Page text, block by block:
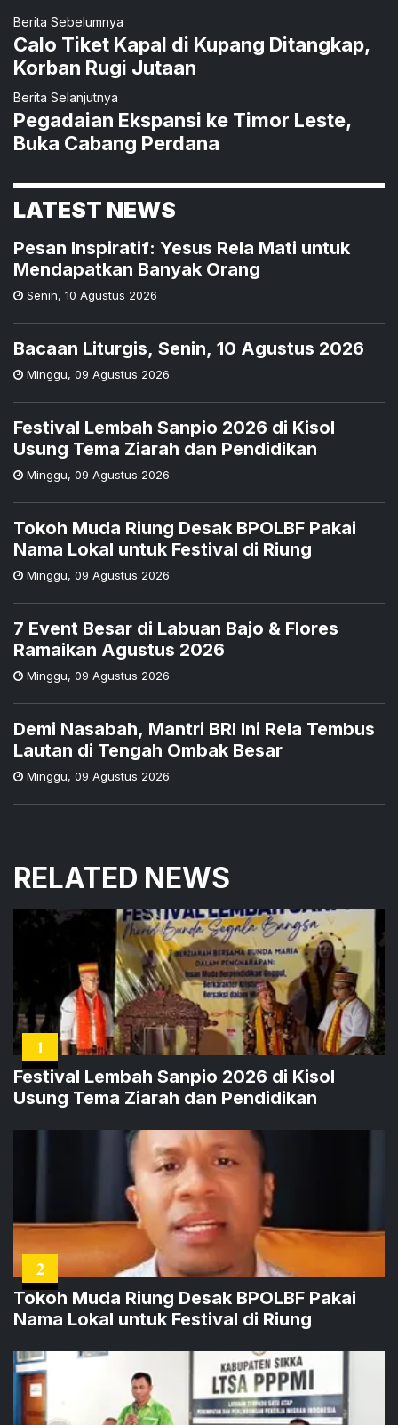
Berita Sebelumnya
Calo Tiket Kapal di Kupang Ditangkap,
Korban Rugi Jutaan
Berita Selanjutnya
Pegadaian Ekspansi ke Timor Leste,
Buka Cabang Perdana
LATEST NEWS
Pesan Inspiratif: Yesus Rela Mati untuk
Mendapatkan Banyak Orang
Senin, 10 Agustus 2026
Bacaan Liturgis, Senin, 10 Agustus 2026
Minggu, 09 Agustus 2026
Festival Lembah Sanpio 2026 di Kisol
Usung Tema Ziarah dan Pendidikan
Minggu, 09 Agustus 2026
Tokoh Muda Riung Desak BPOLBF Pakai
Nama Lokal untuk Festival di Riung
Minggu, 09 Agustus 2026
7 Event Besar di Labuan Bajo & Flores
Ramaikan Agustus 2026
Minggu, 09 Agustus 2026
Demi Nasabah, Mantri BRI Ini Rela Tembus
Lautan di Tengah Ombak Besar
Minggu, 09 Agustus 2026
RELATED NEWS
1
Festival Lembah Sanpio 2026 di Kisol
Usung Tema Ziarah dan Pendidikan
2
Tokoh Muda Riung Desak BPOLBF Pakai
Nama Lokal untuk Festival di Riung